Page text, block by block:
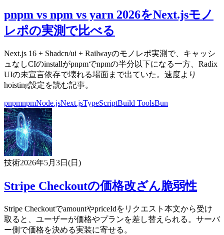
pnpm vs npm vs yarn 2026をNext.jsモノ
レポの実測で比べる
Next.js 16 + Shadcn/ui + Railwayのモノレポ実測で、キャッシ
ュなしCIのinstallがpnpmでnpmの半分以下になる一方、Radix
UIの未宣言依存で壊れる場面まで出ていた。速度より
hoisting設定を読む記事。
pnpmnpmNode.jsNext.jsTypeScriptBuild ToolsBun
技術2026年5月3日(日)
Stripe Checkoutの価格改ざん脆弱性
Stripe CheckoutでamountやpriceIdをリクエスト本文から受け
取ると、ユーザーが価格やプランを差し替えられる。サーバ
ー側で価格を決める実装に寄せる。